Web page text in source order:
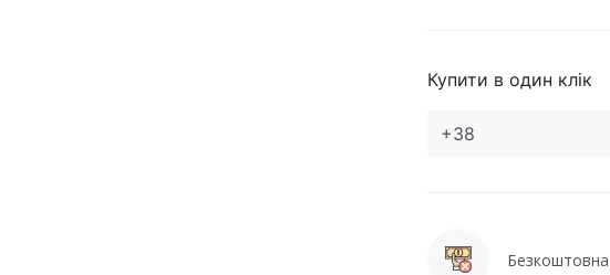
Купити в один клік
Безкоштовна